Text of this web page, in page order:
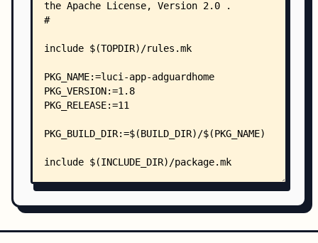
    │   ├── usr/
    │   │   └── share/
    │   │           ├── addhost.sh
    │   │           ├── firewall.start
    │   │           ├── getsyslog.sh
    │   │           ├── gfw2adg.sh
    │   │           ├── tailto.sh
    │   │           ├── waitnet.sh
    │   └── www/
    │       └── luci-static/
    │               └── codemirror/